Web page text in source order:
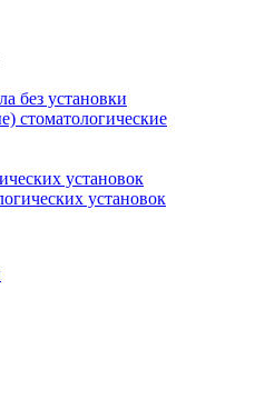
без установки
стоматологические
установок
установок